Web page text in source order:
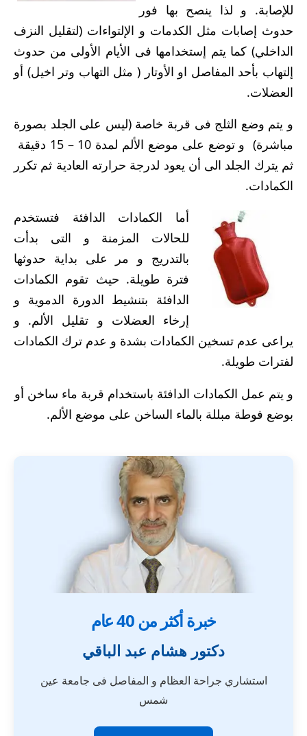
للإصابة. و لذا ينصح بها فور
حدوث إصابات مثل الكدمات و الإلتواءات (لتقليل النزف
الداخلي) كما يتم إستخدامها فى الأيام الأولى من حدوث
إلتهاب بأحد المفاصل او الأوتار ( مثل التهاب وتر اخيل) أو
العضلات.
و يتم وضع الثلج فى قربة خاصة (ليس على الجلد بصورة
مباشرة) و توضع على موضع الألم لمدة 10 – 15 دقيقة
ثم يترك الجلد الى أن يعود لدرجة حرارته العادية ثم تكرر
الكمادات.
أما الكمادات الدافئة فتستخدم
للحالات المزمنة و التى بدأت
بالتدريج و مر على بداية حدوثها
فترة طويلة. حيث تقوم الكمادات
الدافئة بتنشيط الدورة الدموية و
إرخاء العضلات و تقليل الألم. و
يراعى عدم تسخين الكمادات بشدة و عدم ترك الكمادات
لفترات طويلة.
و يتم عمل الكمادات الدافئة باستخدام قربة ماء ساخن أو
بوضع فوطة مبللة بالماء الساخن على موضع الألم.
خبرة أكثر من 40 عام
دكتور هشام عبد الباقي
استشاري جراحة العظام و المفاصل فى جامعة عين
شمس